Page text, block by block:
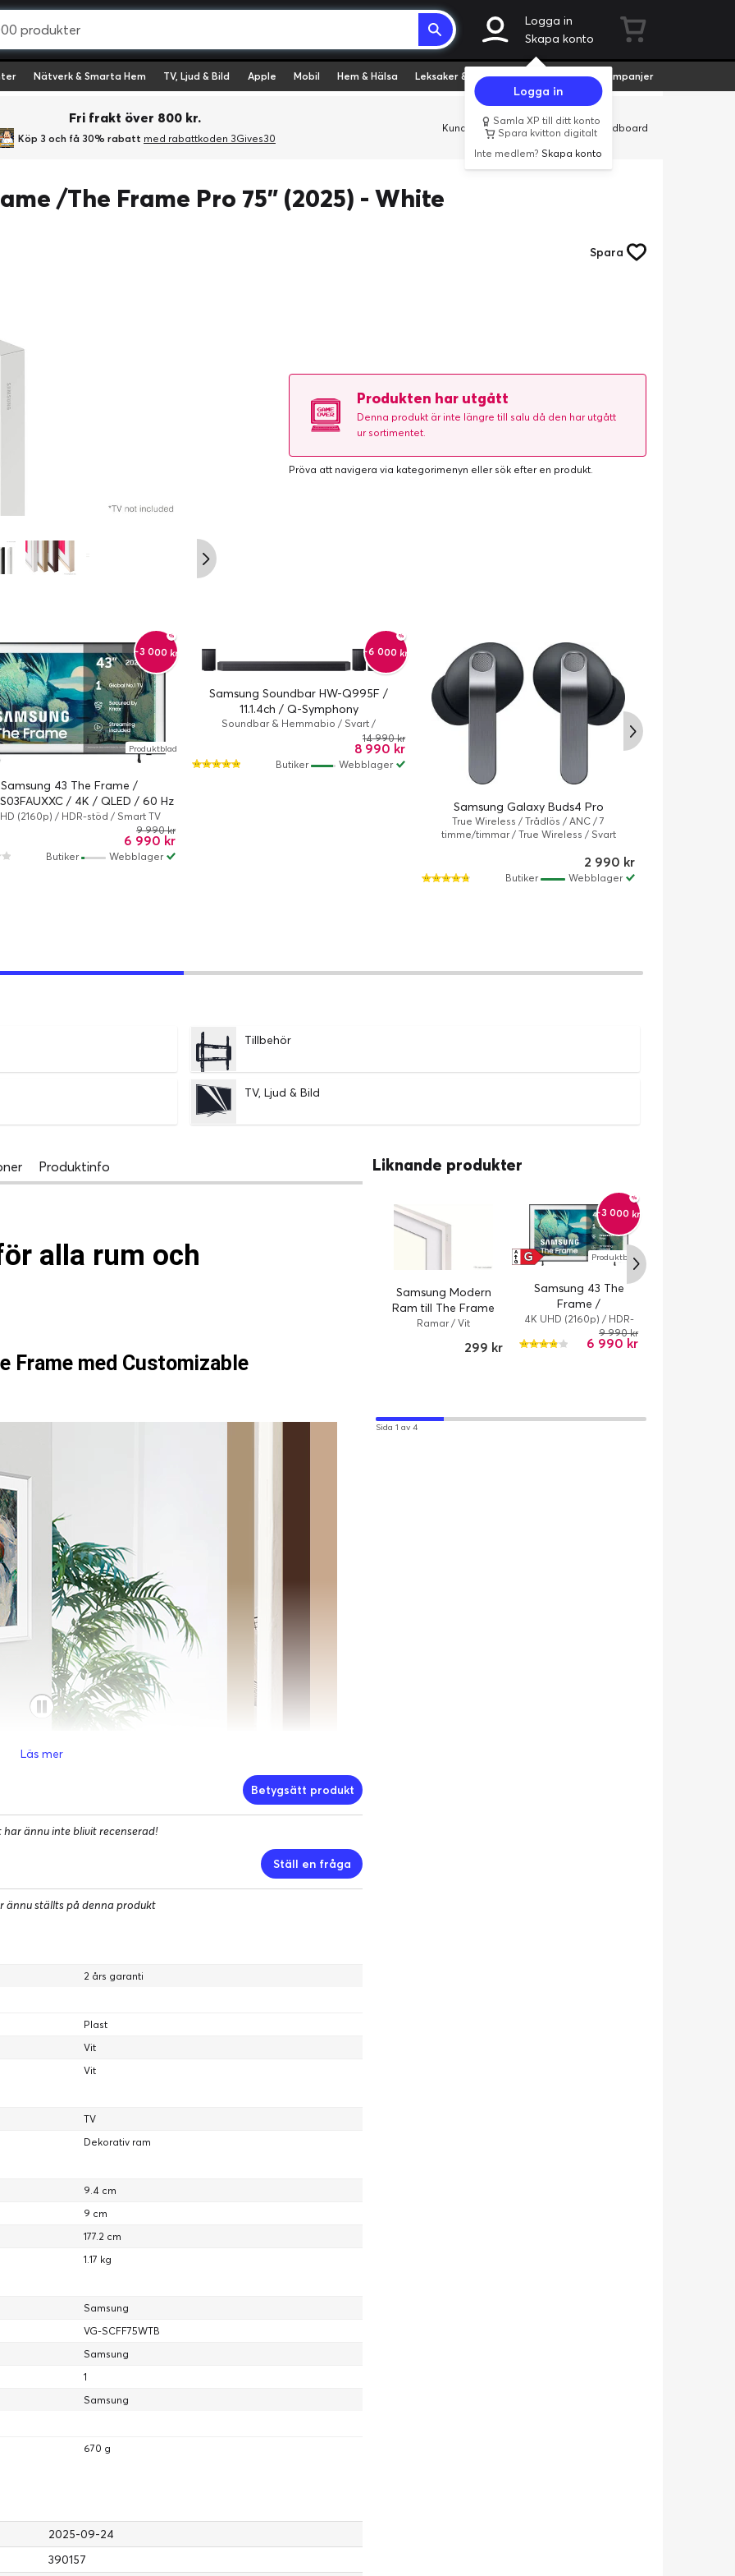
Logga in
Skapa konto
Logga in
Samla XP till ditt konto
Spara kvitton digitalt
Inte medlem?Skapa konto
Nätverk & Smarta Hem TV, Ljud & Bild Apple Mobil Hem & Hälsa Leksaker & Hobby Fyndvaror Kampanjer
Fri frakt över 800 kr.
Köp 3 och få 30% rabatt med rabattkoden 3Gives30
Kundservice Butiker Företag Cardboard
/The Frame Pro 75" (2025) - White
Spara
Produkten har utgått
Denna produkt är inte längre till salu då den har utgått
ur sortimentet.
Pröva att navigera via kategorimenyn eller sök efter en produkt.
-3 000 kr
Samsung 43 The Frame /
/ 4K / QLED / 60 Hz
/ Smart TV
(2160p) / HDR-stöd / Smart TV
Produktblad
6 990 kr
9 990 kr
Webblager
Butiker
-6 000 kr
Samsung Soundbar HW-Q995F /
11.1.4ch / Q-Symphony
Soundbar & Hemmabio / Svart /
8 990 kr
14 990 kr
Webblager
Butiker
Samsung Galaxy Buds4 Pro
True Wireless / Trådlös / ANC / 7
timme/timmar / True Wireless / Svart
2 990 kr
Webblager
Butiker
Tillbehör
TV, Ljud & Bild
Produktinfo
alla rum och
Frame med Customizable
syften. Produktens utseende och specifikationer kan komm
(LS03FW). *TV-apparaten säljs separat.
Frame
fler stilar, mer du
dessa anpassningsbara ramkanter gör det enkelt att
ditt rum eller med konsten som visas.
Läs mer
Betygsätt produkt
ännu inte blivit recenserad!
Ställ en fråga
ännu ställts på denna produkt
2 års garanti
Plast
Vit
Vit
TV
Dekorativ ram
9.4 cm
9 cm
177.2 cm
1.17 kg
Samsung
VG-SCFF75WTB
Samsung
1
Samsung
670 g
2025-09-24
390157
Liknande produkter
Samsung Modern
Ram till The Frame
75" White
Ramar / Vit
299 kr
-3 000 kr
Samsung 43 The
Frame /
TQ43LS03FAUXXC /
4K / QLED / 60 Hz /
Smart TV
4K UHD (2160p) / HDR-
stöd / Smart TV
G
A
↑
G Produktblad
6 990 kr
9 990 kr
Sida 1 av 4